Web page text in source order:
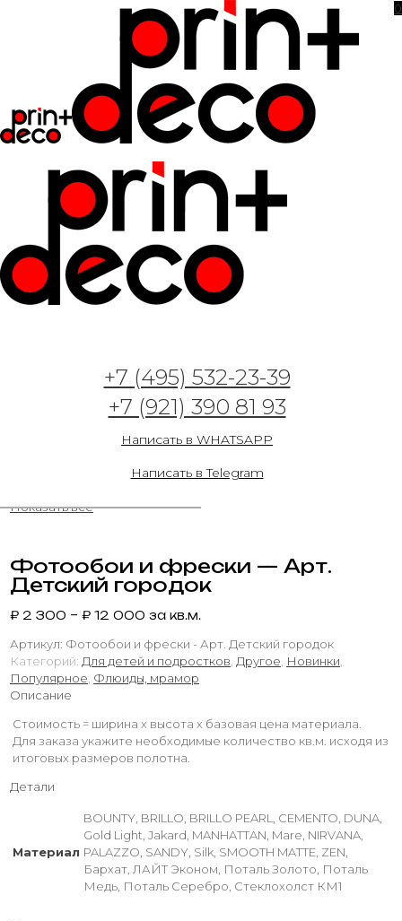
+7 (495) 532-23-39
+7 (921) 390 81 93
Написать в WHATSAPP
Написать в Telegram
0
Фотообои и фрески — Арт. Динозавры 2
31.05.2023
Фотообои и фрески — Арт. Детский городок
Показать все
Фотообои и фрески — Арт.
Детский городок
₽ 2 300 – ₽ 12 000 за кв.м.
Артикул: Фотообои и фрески - Арт. Детский городок
Категорий: Для детей и подростков, Другое, Новинки,
Популярное, Флюиды, мрамор
Описание
Стоимость = ширина х высота х базовая цена материала.
Для заказа укажите необходимые количество кв.м. исходя из
итоговых размеров полотна.
Детали
Материал
BOUNTY, BRILLO, BRILLO PEARL, CEMENTO, DUNA,
Gold Light, Jakard, MANHATTAN, Mare, NIRVANA,
PALAZZO, SANDY, Silk, SMOOTH MATTE, ZEN,
Бархат, ЛАЙТ Эконом, Поталь Золото, Поталь
Медь, Поталь Серебро, Стеклохолст КМ1